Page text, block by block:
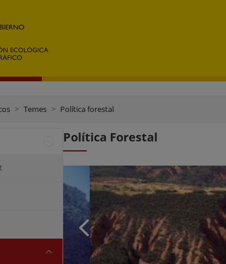
Temes Política forestal
Política Forestal